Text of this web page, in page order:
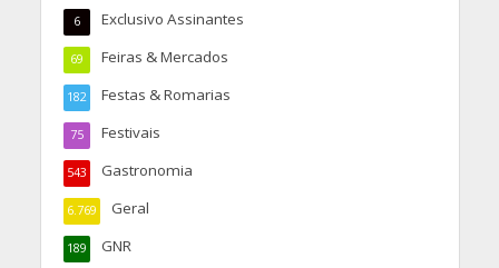
Exclusivo Assinantes
6
Feiras & Mercados
69
Festas & Romarias
182
Festivais
75
Gastronomia
543
Geral
6.769
GNR
189